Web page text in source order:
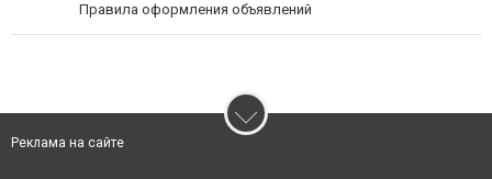
Правила оформления объявлений
Реклама на сайте